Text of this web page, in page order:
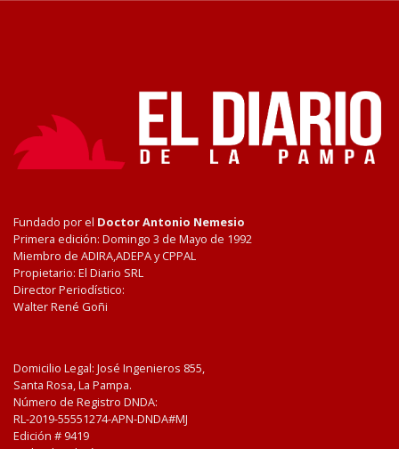
Fundado por el Doctor Antonio Nemesio
Primera edición: Domingo 3 de Mayo de 1992
Miembro de ADIRA,ADEPA y CPPAL
Propietario: El Diario SRL
Director Periodístico:
Walter René Goñi
Domicilio Legal: José Ingenieros 855,
Santa Rosa, La Pampa.
Número de Registro DNDA:
RL-2019-55551274-APN-DNDA#MJ
Edición # 9419